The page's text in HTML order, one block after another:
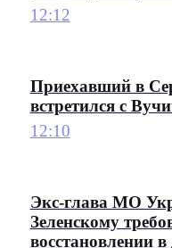
12:12
Приехавший в
встретился с
12:10
Экс-глава МО
Зеленскому
восстановлении